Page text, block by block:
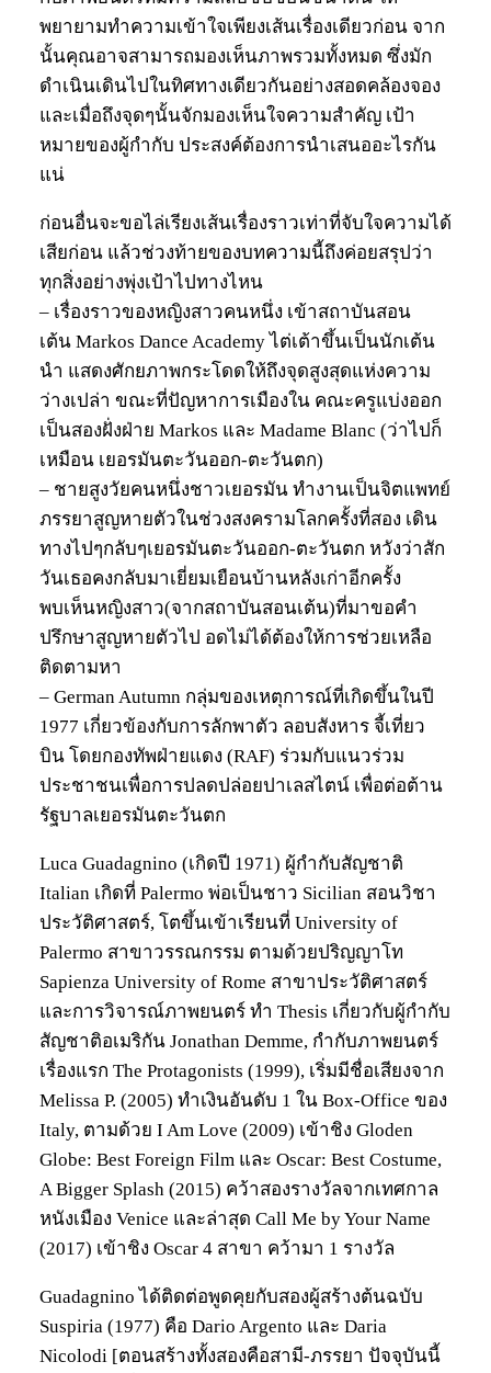
พยายามทำความเข้าใจเพียงเส้นเรื่องเดียวก่อน จาก
นั้นคุณอาจสามารถมองเห็นภาพรวมทั้งหมด ซึ่งมัก
ดำเนินเดินไปในทิศทางเดียวกันอย่างสอดคล้องจอง
และเมื่อถึงจุดๆนั้นจักมองเห็นใจความสำคัญ เป้า
หมายของผู้กำกับ ประสงค์ต้องการนำเสนออะไรกัน
แน่
ก่อนอื่นจะขอไล่เรียงเส้นเรื่องราวเท่าที่จับใจความได้
เสียก่อน แล้วช่วงท้ายของบทความนี้ถึงค่อยสรุปว่า
ทุกสิ่งอย่างพุ่งเป้าไปทางไหน
– เรื่องราวของหญิงสาวคนหนึ่ง เข้าสถาบันสอน
เต้น Markos Dance Academy ไต่เต้าขึ้นเป็นนักเต้น
นำ แสดงศักยภาพกระโดดให้ถึงจุดสูงสุดแห่งความ
ว่างเปล่า ขณะที่ปัญหาการเมืองใน คณะครูแบ่งออก
เป็นสองฝั่งฝ่าย Markos และ Madame Blanc (ว่าไปก็
เหมือน เยอรมันตะวันออก-ตะวันตก)
– ชายสูงวัยคนหนึ่งชาวเยอรมัน ทำงานเป็นจิตแพทย์
ภรรยาสูญหายตัวในช่วงสงครามโลกครั้งที่สอง เดิน
ทางไปๆกลับๆเยอรมันตะวันออก-ตะวันตก หวังว่าสัก
วันเธอคงกลับมาเยี่ยมเยือนบ้านหลังเก่าอีกครั้ง
พบเห็นหญิงสาว(จากสถาบันสอนเต้น)ที่มาขอคำ
ปรึกษาสูญหายตัวไป อดไม่ได้ต้องให้การช่วยเหลือ
ติดตามหา
– German Autumn กลุ่มของเหตุการณ์ที่เกิดขึ้นในปี
1977 เกี่ยวข้องกับการลักพาตัว ลอบสังหาร จี้เที่ยว
บิน โดยกองทัพฝ่ายแดง (RAF) ร่วมกับแนวร่วม
ประชาชนเพื่อการปลดปล่อยปาเลสไตน์ เพื่อต่อต้าน
รัฐบาลเยอรมันตะวันตก
Luca Guadagnino (เกิดปี 1971) ผู้กำกับสัญชาติ
Italian เกิดที่ Palermo พ่อเป็นชาว Sicilian สอนวิชา
ประวัติศาสตร์, โตขึ้นเข้าเรียนที่ University of
Palermo สาขาวรรณกรรม ตามด้วยปริญญาโท
Sapienza University of Rome สาขาประวัติศาสตร์
และการวิจารณ์ภาพยนตร์ ทำ Thesis เกี่ยวกับผู้กำกับ
สัญชาติอเมริกัน Jonathan Demme, กำกับภาพยนตร์
เรื่องแรก The Protagonists (1999), เริ่มมีชื่อเสียงจาก
Melissa P. (2005) ทำเงินอันดับ 1 ใน Box-Office ของ
Italy, ตามด้วย I Am Love (2009) เข้าชิง Gloden
Globe: Best Foreign Film และ Oscar: Best Costume,
A Bigger Splash (2015) คว้าสองรางวัลจากเทศกาล
หนังเมือง Venice และล่าสุด Call Me by Your Name
(2017) เข้าชิง Oscar 4 สาขา คว้ามา 1 รางวัล
Guadagnino ได้ติดต่อพูดคุยกับสองผู้สร้างต้นฉบับ
Suspiria (1977) คือ Dario Argento และ Daria
Nicolodi [ตอนสร้างทั้งสองคือสามี-ภรรยา ปัจจุบันนี้